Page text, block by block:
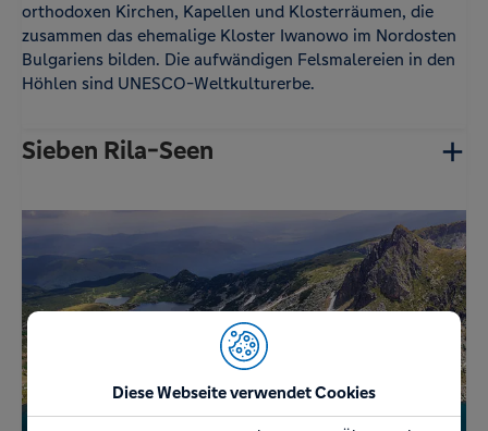
Diese Webseite verwendet Cookies
orthodoxen Kirchen, Kapellen und Klosterräumen, die
zusammen das ehemalige Kloster Iwanowo im Nordosten
Bulgariens bilden. Die aufwändigen Felsmalereien in den
Höhlen sind UNESCO-Weltkulturerbe.
Sieben Rila-Seen